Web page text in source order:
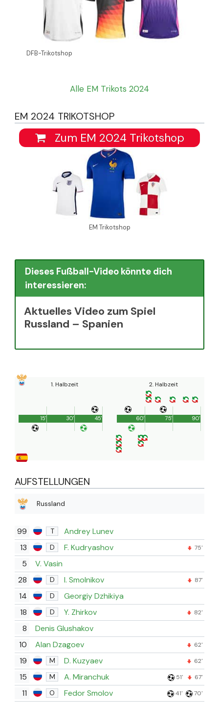
DFB-Trikotshop
Alle EM Trikots 2024
EM 2024 TRIKOTSHOP
Zum EM 2024 Trikotshop
EM Trikotshop
Dieses Fußball-Video könnte dich
interessieren:
Aktuelles Video zum Spiel
Russland – Spanien
1. Halbzeit
45'
15' 30'
2. Halbzeit
90'
60' 75'
AUFSTELLUNGEN
Russland
99 T
Andrey Lunev
13
D F. Kudryashov 75'
5
V. Vasin
28
D I. Smolnikov 87'
14 D
Georgiy Dzhikiya
18
D Y. Zhirkov 82'
8
Denis Glushakov
10
Alan Dzagoev 62'
19 M D. Kuzyaev 62'
15 M A. Miranchuk 51' 67'
11 O Fedor Smolov 41' 70'